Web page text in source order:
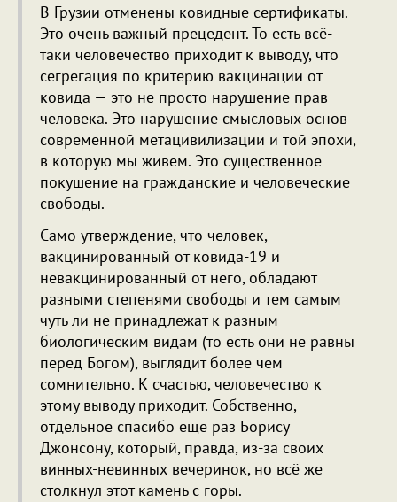
В Грузии отменены ковидные сертификаты.
Это очень важный прецедент. То есть всё-
таки человечество приходит к выводу, что
сегрегация по критерию вакцинации от
ковида — это не просто нарушение прав
человека. Это нарушение смысловых основ
современной метацивилизации и той эпохи,
в которую мы живем. Это существенное
покушение на гражданские и человеческие
свободы.
Само утверждение, что человек,
вакцинированный от ковида-19 и
невакцинированный от него, обладают
разными степенями свободы и тем самым
чуть ли не принадлежат к разным
биологическим видам (то есть они не равны
перед Богом), выглядит более чем
сомнительно. К счастью, человечество к
этому выводу приходит. Собственно,
отдельное спасибо еще раз Борису
Джонсону, который, правда, из-за своих
винных-невинных вечеринок, но всё же
столкнул этот камень с горы.